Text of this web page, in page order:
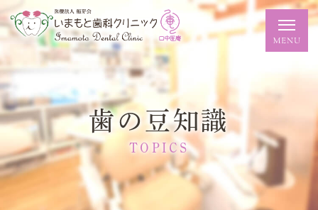
歯の豆知識
TOPICS